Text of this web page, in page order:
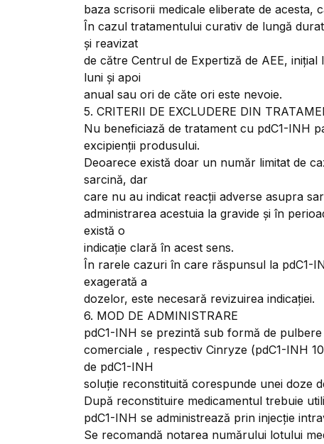
baza scrisorii medicale eliberate de acesta,
În cazul tratamentului curativ de lungă
și reavizat
de către Centrul de Expertiză de AEE,
luni și apoi
anual sau ori de căte ori este nevoie.
5. CRITERII DE EXCLUDERE DIN
Nu beneficiază de tratament cu pdC1-INH
excipienții produsului.
Deoarece există doar un număr limitat de
sarcină, dar
care nu au indicat reacții adverse asupra
administrarea acestuia la gravide și în
există o
indicație clară în acest sens.
În rarele cazuri în care răspunsul la pdC1-
exagerată a
dozelor, este necesară revizuirea indicației.
6. MOD DE ADMINISTRARE
pdC1-INH se prezintă sub formă de
comerciale , respectiv Cinryze (pdC1-INH
de pdC1-INH
soluție reconstituită corespunde unei doze
După reconstituire medicamentul trebuie
pdC1-INH se administrează prin injecție
Se recomandă notarea numărului lotului